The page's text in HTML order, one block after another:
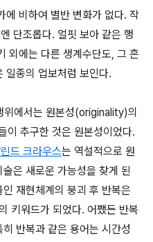
에 비하여 별반 변화가 없다. 작
단조롭다. 얼핏 보아 같은 행
외에는 다른 생계수단도, 그 흔
일종의 업보처럼 보인다.
에서는 원본성(originality)의
이 추구한 것은 원본성이었다.
드 크라우스는 역설적으로 원
은 새로운 가능성을 찾게 된
재현체계의 붕괴 후 반복은
키워드가 되었다. 어쨌든 반복
반복과 같은 용어는 시간성